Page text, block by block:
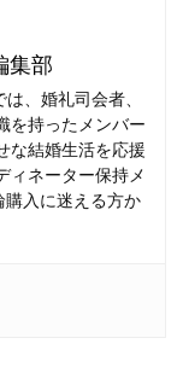
集部
、婚礼司会者、
を持ったメンバー
な結婚生活を応援
ィネーター保持メ
購入に迷える方か